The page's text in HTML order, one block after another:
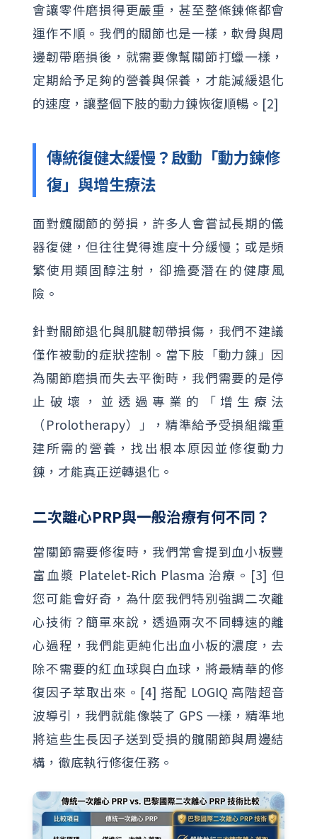
會讓零件磨損得更嚴重，甚至整條鍊條都會
運作不順。我們的關節也是一樣，軟骨與周
邊韌帶磨損後，就需要像幫關節打蠟一樣，
定期給予足夠的營養與保養，才能減緩退化
的速度，讓整個下肢的動力鍊恢復順暢。[2]
傳統復健太緩慢？啟動「動力鍊修
復」與增生療法
面對髖關節的勞損，許多人會嘗試長期的儀
器復健，但往往覺得進度十分緩慢；或是頻
繁使用類固醇注射，卻擔憂潛在的健康風
險。
針對關節退化與肌腱韌帶損傷，我們不建議
僅作被動的症狀控制。當下肢「動力鍊」因
為關節磨損而失去平衡時，我們需要的是停
止破壞，並透過專業的「增生療法
（Prolotherapy）」，精準給予受損組織重
建所需的營養，找出根本原因並修復動力
鍊，才能真正逆轉退化。
二次離心PRP與一般治療有何不同？
當關節需要修復時，我們常會提到血小板豐
富血漿 Platelet-Rich Plasma 治療。[3] 但
您可能會好奇，為什麼我們特別強調二次離
心技術？簡單來說，透過兩次不同轉速的離
心過程，我們能更純化出血小板的濃度，去
除不需要的紅血球與白血球，將最精華的修
復因子萃取出來。[4] 搭配 LOGIQ 高階超音
波導引，我們就能像裝了 GPS 一樣，精準地
將這些生長因子送到受損的髖關節與周邊結
構，徹底執行修復任務。